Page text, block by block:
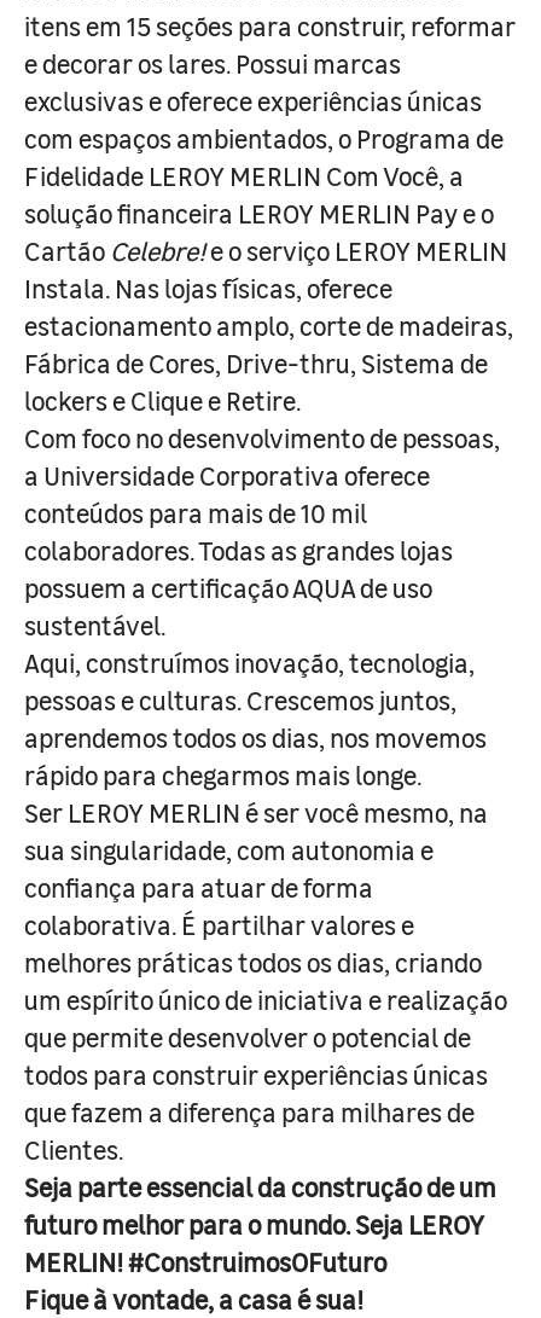
itens em 15 seções para construir, reformar
e decorar os lares. Possui marcas
exclusivas e oferece experiências únicas
com espaços ambientados, o Programa de
Fidelidade LEROY MERLIN Com Você, a
solução financeira LEROY MERLIN Pay e o
Cartão Celebre!e o serviço LEROY MERLIN
Instala. Nas lojas físicas, oferece
estacionamento amplo, corte de madeiras,
Fábrica de Cores, Drive-thru, Sistema de
lockers e Clique e Retire.
Com foco no desenvolvimento de pessoas,
a Universidade Corporativa oferece
conteúdos para mais de 10 mil
colaboradores. Todas as grandes lojas
possuem a certificação AQUA de uso
sustentável.
Aqui, construímos inovação, tecnologia,
pessoas e culturas. Crescemos juntos,
aprendemos todos os dias, nos movemos
rápido para chegarmos mais longe.
Ser LEROY MERLIN é ser você mesmo, na
sua singularidade, com autonomia e
confiança para atuar de forma
colaborativa. É partilhar valores e
melhores práticas todos os dias, criando
um espírito único de iniciativa e realização
que permite desenvolver o potencial de
todos para construir experiências únicas
que fazem a diferença para milhares de
Clientes.
Seja parte essencial da construção de um
futuro melhor para o mundo. Seja LEROY
MERLIN! #ConstruimosOFuturo
Fique à vontade, a casa é sua!